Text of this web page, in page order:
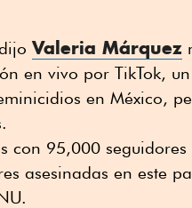
Valeria Márquez
en vivo por TikTok,
en México,
con 95,000 seguidores
asesinadas en este